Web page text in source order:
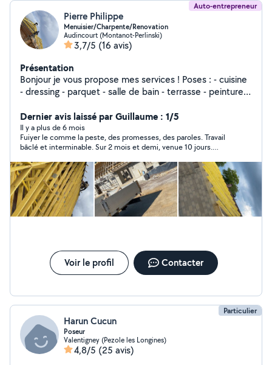
Auto-entrepreneur
Pierre Philippe
Menuisier/Charpente/Renovation
Audincourt (Montanot-Perlinski)
3,7/5 (16 avis)
Présentation
Bonjour je vous propose mes services ! Poses : - cuisine
- dressing - parquet - salle de bain - terrasse - peinture -
type d'entretien d'espace vert Pour toute demande de
projet contactez-moi Je me déplace tout secteur Pierre
Philippe
Dernier avis laissé par Guillaume : 1/5
Il y a plus de 6 mois
Fuiyer le comme la peste, des promesses, des paroles. Travail
bâclé et interminable. Sur 2 mois et demi, venue 10 jours.
perception dans l'espace. Impossible de peintre, j'ai du poser de
la fibre pour cacher les défauts Pour des informations, 06 70 77
72 67
Voir le profil Contacter
Particulier
Harun Cucun
Poseur
Valentigney (Pezole les Longines)
4,8/5 (25 avis)